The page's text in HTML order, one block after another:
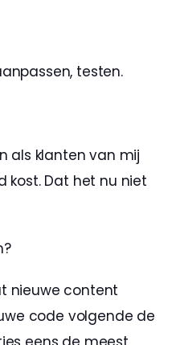
testen.
als klanten van mij
kost. Dat het nu niet
nieuwe content
code volgende de